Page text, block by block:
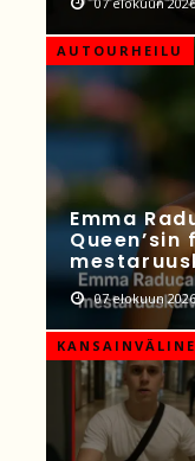
AUTOURHEILU
Emma
07 elokuun 2026